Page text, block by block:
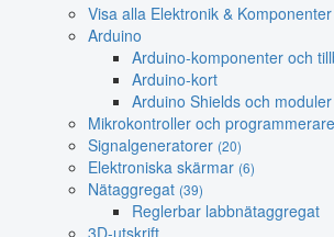
Visa alla Elektronik & Komponenter
Arduino
Arduino-komponenter och
Arduino-kort
Arduino Shields och moduler
Mikrokontroller och programmerare
Signalgeneratorer (20)
Elektroniska skärmar (6)
Nätaggregat (39)
Reglerbar labbnätaggregat
3D-utskrift